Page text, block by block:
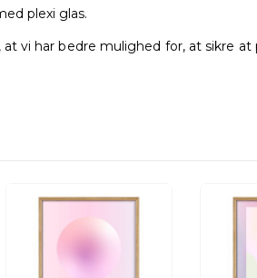
plexi glas.
vi har bedre mulighed for, at sikre